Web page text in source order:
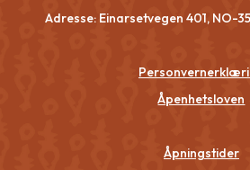
Adresse: Einarsetvegen 401, NO-
Åpenhetsloven
Åpningstider